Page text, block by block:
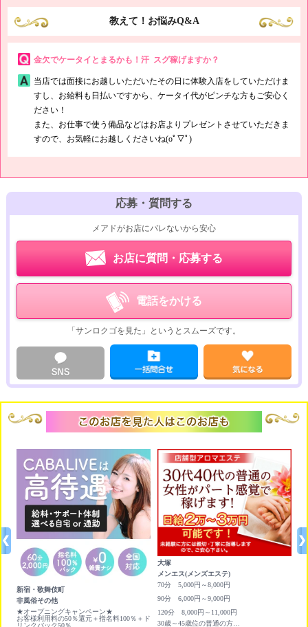
ソープで稼ぐには最高のロケーションである千葉・栄町で、ぜひ稼いでみ
てくださいね(｀･ω･´)ゞ
体験入店もお待ちしております<(_ _)>
教えて！お悩みQ&A
金欠でケータイとまるかも！汗 スグ稼げますか？
当店では面接にお越しいただいたその日に体験入店をしていただけま
すし、お給料も日払いですから、ケータイ代がピンチな方もご安心く
ださい！
また、お仕事で使う備品などはお店よりプレゼントさせていただきま
すので、お気軽にお越しくださいね(oﾟ▽ﾟ)
応募・質問する
メアドがお店にバレないから安心
お店に質問・応募する
電話をかける
「サンロクゴを見た」というとスムーズです。
新宿・歌舞伎町
非風俗その他
★オープニングキャンペーン★
お客様利用料の50％還元＋指名料100％＋ド
リンクバック50％
大塚
メンエス(メンズエステ)
70分 5,000円～8,000円
90分 6,000円～9,000円
120分 8,000円～11,000円